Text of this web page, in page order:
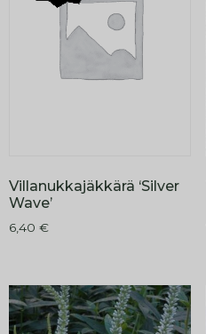
Villanukkajäkkärä ‘Silver
Wave’
6,40 €